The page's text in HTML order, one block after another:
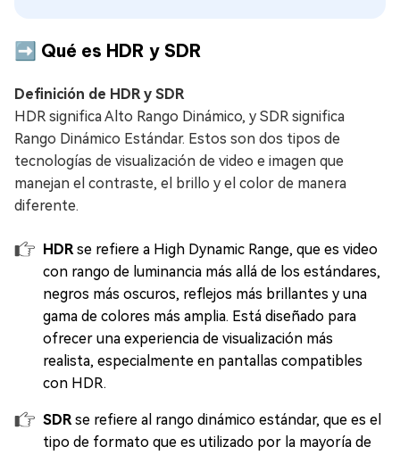
➡️ Qué es HDR y SDR
Definición de HDR y SDR
HDR significa Alto Rango Dinámico, y SDR significa
Rango Dinámico Estándar. Estos son dos tipos de
tecnologías de visualización de video e imagen que
manejan el contraste, el brillo y el color de manera
diferente.
HDRse refiere a High Dynamic Range, que es video
con rango de luminancia más allá de los estándares,
negros más oscuros, reflejos más brillantes y una
gama de colores más amplia. Está diseñado para
ofrecer una experiencia de visualización más
realista, especialmente en pantallas compatibles
con HDR.
SDRse refiere al rango dinámico estándar, que es el
tipo de formato que es utilizado por la mayoría de